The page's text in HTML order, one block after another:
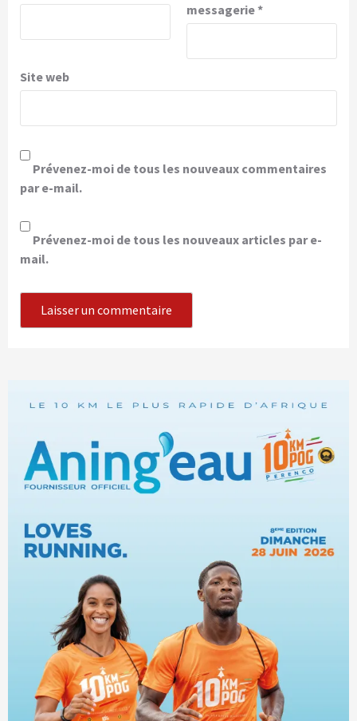
messagerie*
Site web
Prévenez-moi de tous les nouveaux commentaires
par e-mail.
Prévenez-moi de tous les nouveaux articles par e-
mail.